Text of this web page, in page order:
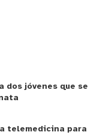
dos jóvenes que se
telemedicina para